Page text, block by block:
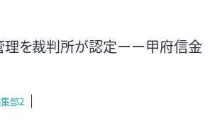
理を裁判所が認定ーー甲府信金
部2